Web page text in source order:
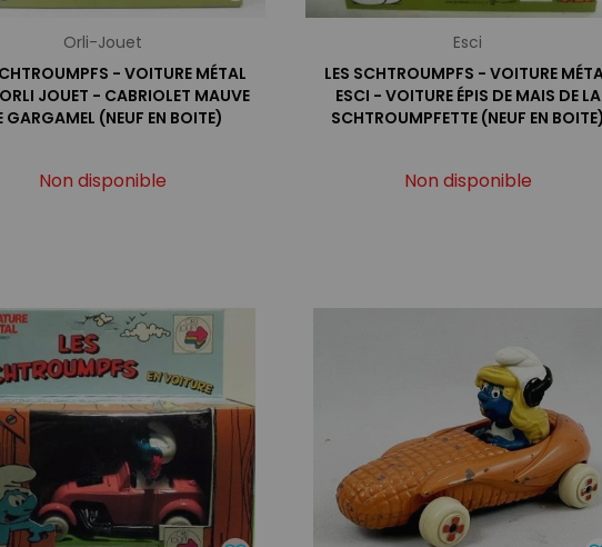
Orli-Jouet
- VOITURE MÉTAL
JOUET - CABRIOLET MAUVE
GARGAMEL (NEUF EN BOITE)
Non disponible
Esci
LES SCHTROUMPFS - VOITURE
ESCI - VOITURE ÉPIS DE MAIS DE LA
SCHTROUMPFETTE (NEUF EN BOITE)
Non disponible